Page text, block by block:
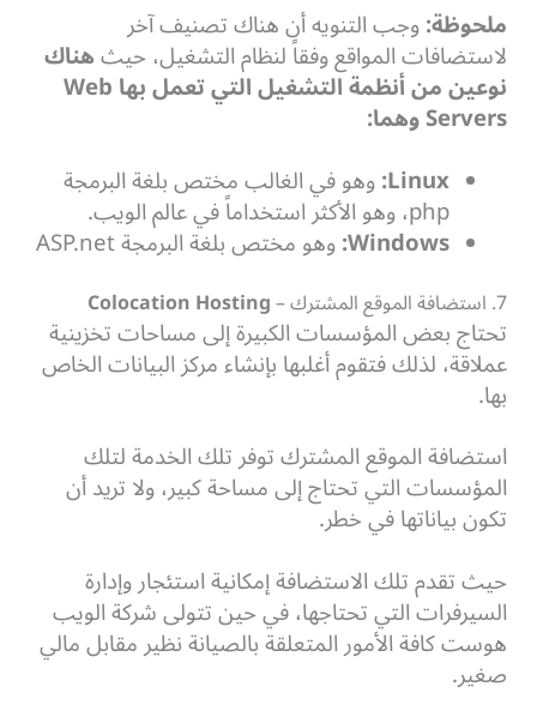
ملحوظة:وجب التنويه أن هناك تصنيف آخر
لاستضافات المواقع وفقاً لنظام التشغيل، حيثهناك
نوعين من أنظمة التشغيل التي تعمل بها Web
Servers وهما:
Linux: وهو في الغالب مختص بلغة البرمجة
php، وهو الأكثر استخداماً في عالم الويب.
Windows: وهو مختص بلغة البرمجة ASP.net
7. استضافة الموقع المشترك – Colocation Hosting
تحتاج بعض المؤسسات الكبيرة إلى مساحات تخزينية
عملاقة، لذلك فتقوم أغلبها بإنشاء مركز البيانات الخاص
بها.
استضافة الموقع المشترك توفر تلك الخدمة لتلك
المؤسسات التي تحتاج إلى مساحة كبير، ولا تريد أن
تكون بياناتها في خطر.
حيث تقدم تلك الاستضافة إمكانية استئجار وإدارة
السيرفرات التي تحتاجها، في حين تتولى شركة الويب
هوست كافة الأمور المتعلقة بالصيانة نظير مقابل مالي
صغير.